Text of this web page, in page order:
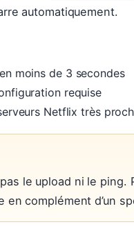
automatiquement.
moins de 3 secondes
requise
Netflix très
le upload ni le
en complément d’un